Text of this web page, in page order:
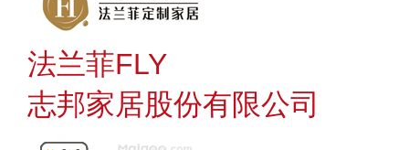
法兰菲FLY
志邦家居股份有限公司